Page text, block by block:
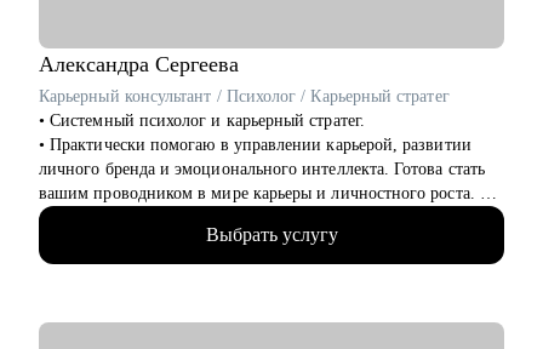
Александра Сергеева
Карьерный консультант / Психолог / Карьерный стратег
• Системный психолог и карьерный стратег.
• Практически помогаю в управлении карьерой, развитии
личного бренда и эмоционального интеллекта. Готова стать
вашим проводником в мире карьеры и личностного роста.
• 14+ в HR бизнес-партнёрстве крупных IT компаний,
фармкомпаний, авто и др.
• 18+ опыта в консультировании по профессиональной
Выбрать услугу